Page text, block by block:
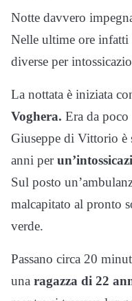
Notte davvero
Nelle ultime ore infatti
diverse per
La nottata è iniziata
Voghera. Era da poco
Giuseppe di Vittorio è
anni per
Sul posto
malcapitato al pronto
verde.
Passano circa 20
una ragazza di 22